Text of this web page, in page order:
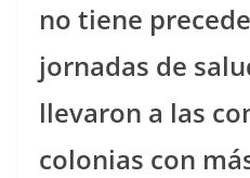
no tiene
jornadas de
llevaron a las
colonias con